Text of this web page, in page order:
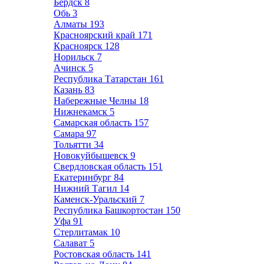
Бердск 8
Обь 3
Алматы 193
Красноярский край 171
Красноярск 128
Норильск 7
Ачинск 5
Республика Татарстан 161
Казань 83
Набережные Челны 18
Нижнекамск 5
Самарская область 157
Самара 97
Тольятти 34
Новокуйбышевск 9
Свердловская область 151
Екатеринбург 84
Нижний Тагил 14
Каменск-Уральский 7
Республика Башкортостан 150
Уфа 91
Стерлитамак 10
Салават 5
Ростовская область 141